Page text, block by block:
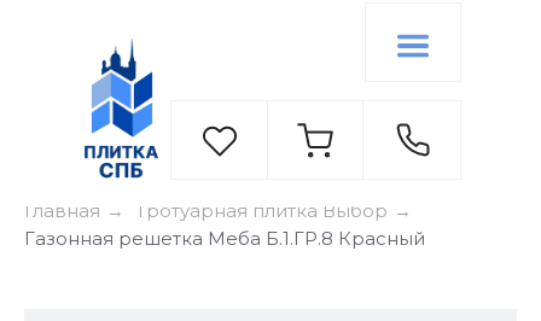
Главная → Тротуарная плитка Выбор →
Газонная решетка Меба Б.1.ГР.8 Красный